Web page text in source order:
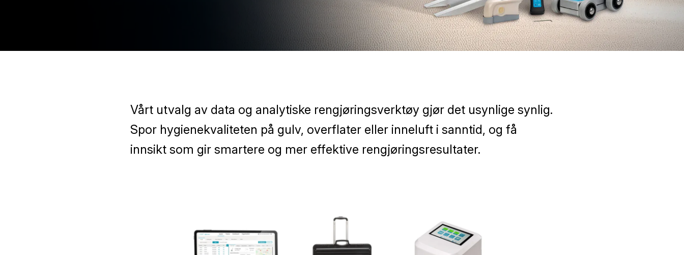
Vårt utvalg av data og analytiske rengjøringsverktøy gjør det usynlige synlig.
Spor hygienekvaliteten på gulv, overflater eller inneluft i sanntid, og få
innsikt som gir smartere og mer effektive rengjøringsresultater.